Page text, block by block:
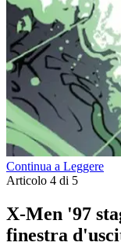
Continua a Leggere
Articolo 4 di 5
X-Men '97
finestra